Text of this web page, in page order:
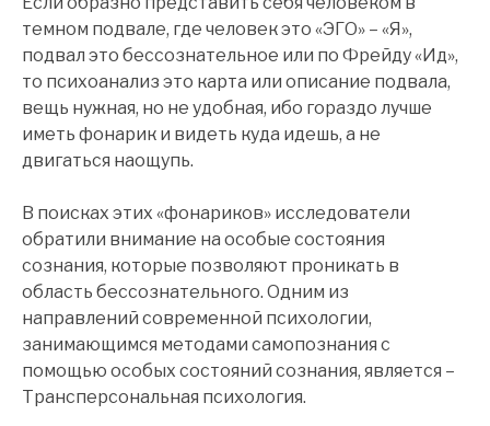
темном подвале, где человек это «ЭГО» – «Я»,
подвал это бессознательное или по Фрейду «Ид»,
то психоанализ это карта или описание подвала,
вещь нужная, но не удобная, ибо гораздо лучше
иметь фонарик и видеть куда идешь, а не
двигаться наощупь.
В поисках этих «фонариков» исследователи
обратили внимание на особые состояния
сознания, которые позволяют проникать в
область бессознательного. Одним из
направлений современной психологии,
занимающимся методами самопознания с
помощью особых состояний сознания, является –
Трансперсональная психология.